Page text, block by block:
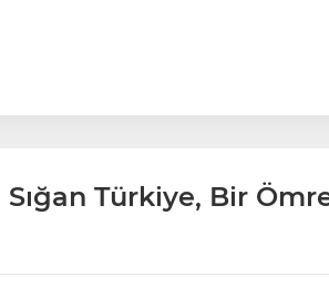
Türkiye, Bir